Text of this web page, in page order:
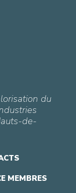
du
de-
MEMBRES